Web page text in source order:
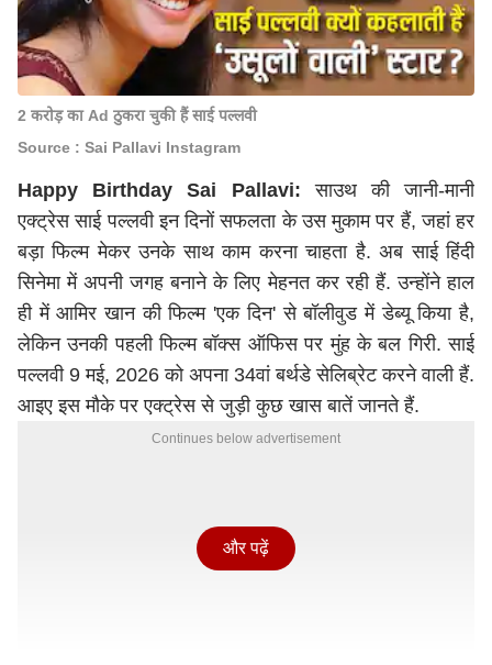
2 करोड़ का Ad ठुकरा चुकी हैं साई पल्लवी
Source : Sai Pallavi Instagram
Happy Birthday Sai Pallavi:साउथ की जानी-मानी
एक्ट्रेस साई पल्लवी इन दिनों सफलता के उस मुकाम पर हैं, जहां हर
बड़ा फिल्म मेकर उनके साथ काम करना चाहता है. अब साई हिंदी
सिनेमा में अपनी जगह बनाने के लिए मेहनत कर रही हैं. उन्होंने हाल
ही में आमिर खान की फिल्म 'एक दिन' से बॉलीवुड में डेब्यू किया है,
लेकिन उनकी पहली फिल्म बॉक्स ऑफिस पर मुंह के बल गिरी. साई
पल्लवी 9 मई, 2026 को अपना 34वां बर्थडे सेलिब्रेट करने वाली हैं.
आइए इस मौके पर एक्ट्रेस से जुड़ी कुछ खास बातें जानते हैं.
Continues below advertisement
और पढ़ें